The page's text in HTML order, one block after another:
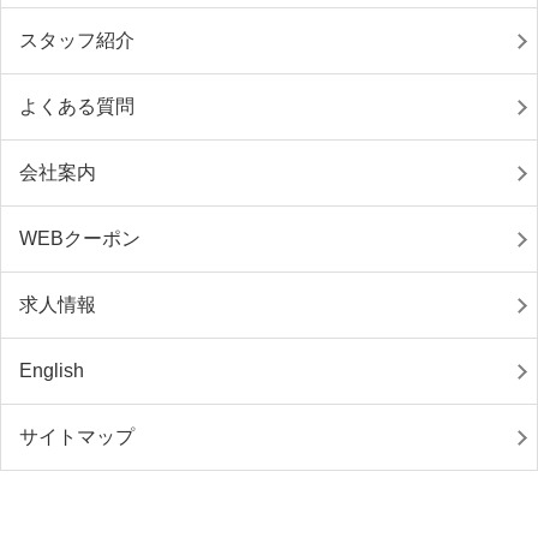
スタッフ紹介
よくある質問
会社案内
WEBクーポン
求人情報
English
サイトマップ